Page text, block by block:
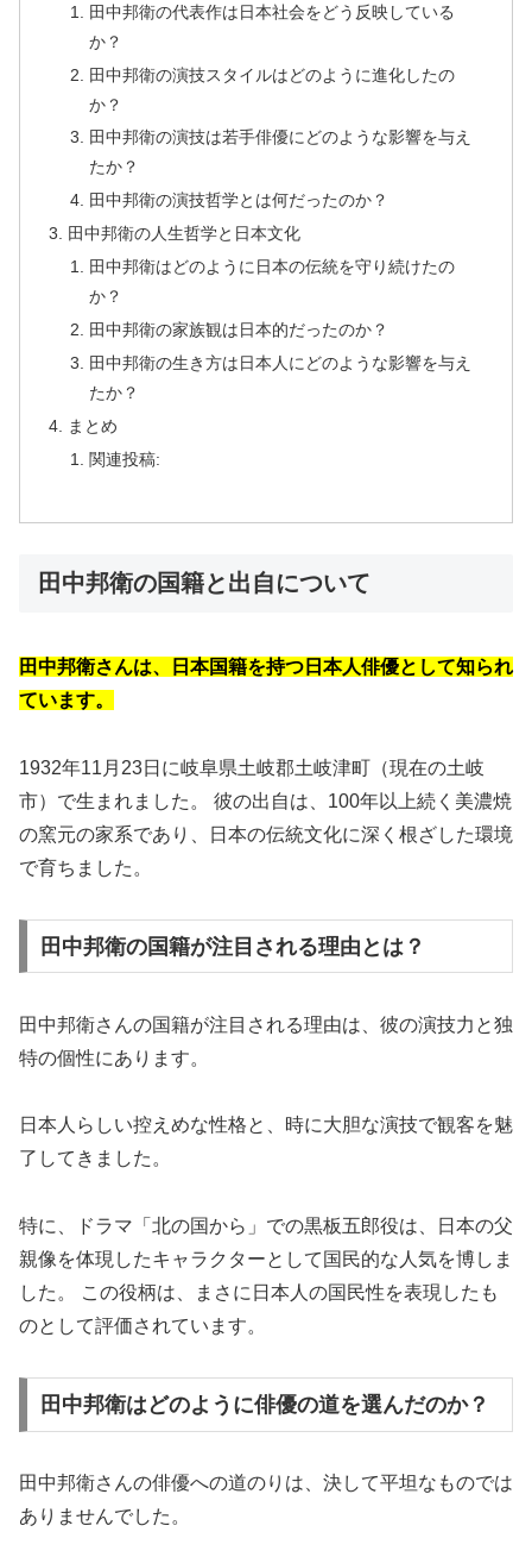
田中邦衛の代表作は日本社会をどう反映している
か？
田中邦衛の演技スタイルはどのように進化したの
か？
田中邦衛の演技は若手俳優にどのような影響を与え
たか？
田中邦衛の演技哲学とは何だったのか？
田中邦衛の人生哲学と日本文化
田中邦衛はどのように日本の伝統を守り続けたの
か？
田中邦衛の家族観は日本的だったのか？
田中邦衛の生き方は日本人にどのような影響を与え
たか？
まとめ
関連投稿:
田中邦衛の国籍と出自について
田中邦衛さんは、日本国籍を持つ日本人俳優として知られ
ています。
1932年11月23日に岐阜県土岐郡土岐津町（現在の土岐
市）で生まれました。 彼の出自は、100年以上続く美濃焼
の窯元の家系であり、日本の伝統文化に深く根ざした環境
で育ちました。
田中邦衛の国籍が注目される理由とは？
田中邦衛さんの国籍が注目される理由は、彼の演技力と独
特の個性にあります。
日本人らしい控えめな性格と、時に大胆な演技で観客を魅
了してきました。
特に、ドラマ「北の国から」での黒板五郎役は、日本の父
親像を体現したキャラクターとして国民的な人気を博しま
した。 この役柄は、まさに日本人の国民性を表現したも
のとして評価されています。
田中邦衛はどのように俳優の道を選んだのか？
田中邦衛さんの俳優への道のりは、決して平坦なものでは
ありませんでした。